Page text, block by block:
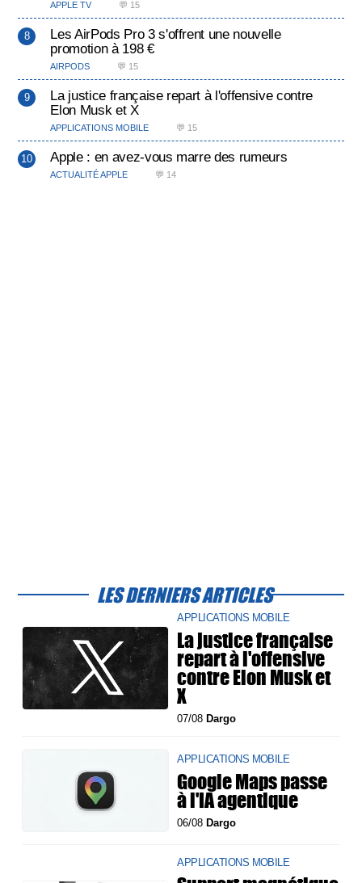
APPLE TV 💬 15
Les AirPods Pro 3 s'offrent une nouvelle
promotion à 198 €
AIRPODS 💬 15
La justice française repart à l'offensive contre
Elon Musk et X
APPLICATIONS MOBILE 💬 15
Apple : en avez-vous marre des rumeurs
ACTUALITÉ APPLE 💬 14
LES DERNIERS ARTICLES
APPLICATIONS MOBILE
La justice française
repart à l'offensive
contre Elon Musk et
X
07/08 Dargo
APPLICATIONS MOBILE
Google Maps passe
à l'IA agentique
06/08Dargo
APPLICATIONS MOBILE